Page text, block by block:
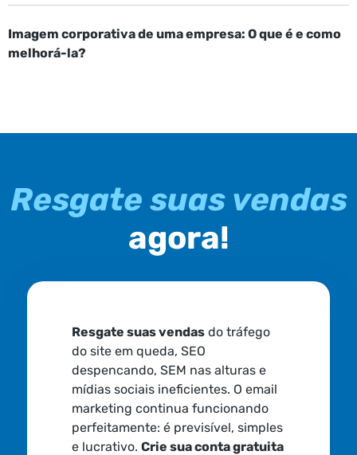
Imagem corporativa de uma empresa: O que é e como
melhorá-la?
Resgate suas vendas
agora!
Resgate suas vendasdo tráfego
do site em queda, SEO
despencando, SEM nas alturas e
mídias sociais ineficientes. O email
marketing continua funcionando
perfeitamente: é previsível, simples
e lucrativo. Crie sua conta gratuita